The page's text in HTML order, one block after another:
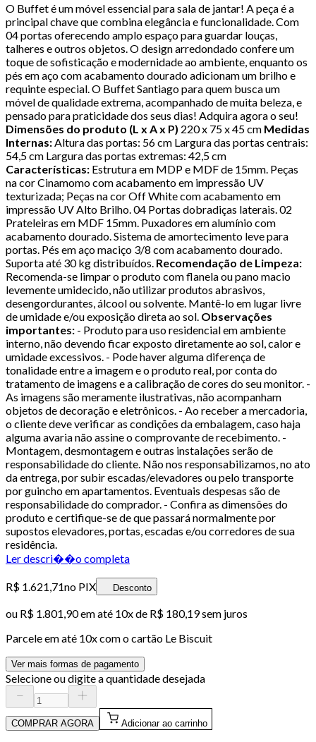
O Buffet é um móvel essencial para sala de jantar! A peça é a
principal chave que combina elegância e funcionalidade. Com
04 portas oferecendo amplo espaço para guardar louças,
talheres e outros objetos. O design arredondado confere um
toque de sofisticação e modernidade ao ambiente, enquanto os
pés em aço com acabamento dourado adicionam um brilho e
requinte especial. O Buffet Santiago para quem busca um
móvel de qualidade extrema, acompanhado de muita beleza, e
pensado para praticidade dos seus dias! Adquira agora o seu!
Dimensões do produto (L x A x P) 220 x 75 x 45 cm Medidas
Internas:Altura das portas: 56 cm Largura das portas centrais:
54,5 cm Largura das portas extremas: 42,5 cm
Características: Estrutura em MDP e MDF de 15mm. Peças
na cor Cinamomo com acabamento em impressão UV
texturizada; Peças na cor Off White com acabamento em
impressão UV Alto Brilho. 04 Portas dobradiças laterais. 02
Prateleiras em MDF 15mm. Puxadores em alumínio com
acabamento dourado. Sistema de amortecimento leve para
portas. Pés em aço maciço 3/8 com acabamento dourado.
Suporta até 30 kg distribuídos. Recomendação de Limpeza:
Recomenda-se limpar o produto com flanela ou pano macio
levemente umidecido, não utilizar produtos abrasivos,
desengordurantes, álcool ou solvente. Mantê-lo em lugar livre
de umidade e/ou exposição direta ao sol. Observações
importantes: - Produto para uso residencial em ambiente
interno, não devendo ficar exposto diretamente ao sol, calor e
umidade excessivos. - Pode haver alguma diferença de
tonalidade entre a imagem e o produto real, por conta do
tratamento de imagens e a calibração de cores do seu monitor. -
As imagens são meramente ilustrativas, não acompanham
objetos de decoração e eletrônicos. - Ao receber a mercadoria,
o cliente deve verificar as condições da embalagem, caso haja
alguma avaria não assine o comprovante de recebimento. -
Montagem, desmontagem e outras instalações serão de
responsabilidade do cliente. Não nos responsabilizamos, no ato
da entrega, por subir escadas/elevadores ou pelo transporte
por guincho em apartamentos. Eventuais despesas são de
responsabilidade do comprador. - Confira as dimensões do
produto e certifique-se de que passará normalmente por
supostos elevadores, portas, escadas e/ou corredores de sua
residência.
Ler descri��o completa
R$ 1.621,71no PIX Desconto
ou R$ 1.801,90em até 10x de R$ 180,19 sem juros
Parcele em até 10x com o cartão Le Biscuit
Ver mais formas de pagamento
Selecione ou digite a quantidade desejada
COMPRAR AGORA Adicionar ao carrinho